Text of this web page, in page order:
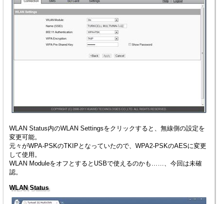
WLAN Status内のWLAN Settingsをクリックすると、無線側の設定を
変更可能。
元々がWPA-PSKのTKIPとなっていたので、WPA2-PSKのAESに変更
して使用。
WLAN ModuleをオフとするとUSBで使えるのかも……、今回は未確
認。
WLAN Status